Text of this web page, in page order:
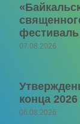
07.08.2026
конца 2026
06.08.2026